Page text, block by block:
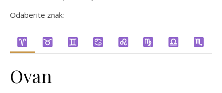
Odaberite znak:
Ovan